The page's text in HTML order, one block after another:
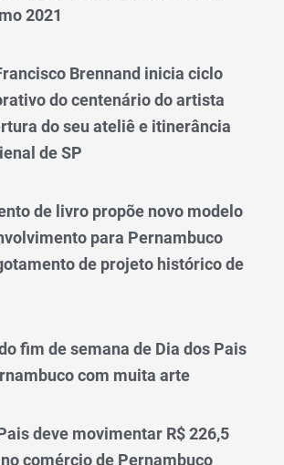
2021
Brennand inicia ciclo
do centenário do artista
do seu ateliê e itinerância
de SP
de livro propõe novo modelo
para Pernambuco
de projeto histórico de
fim de semana de Dia dos Pais
com muita arte
deve movimentar R$ 226,5
comércio de Pernambuco